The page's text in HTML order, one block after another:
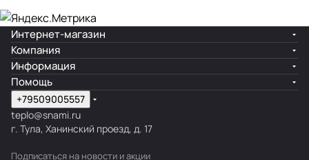
Интернет-магазин
Компания
Информация
Помощь
+79509005557
teplo@snami.ru
г. Тула, Ханинский проезд, д. 17
Подписаться на новости и акции